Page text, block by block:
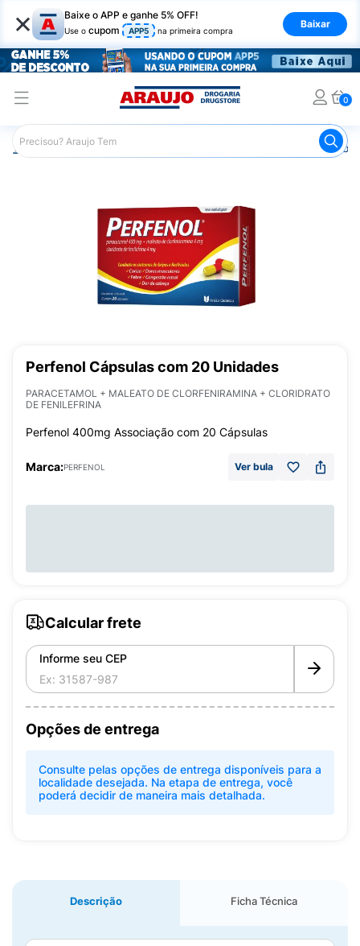
× Baixe o APP e ganhe 5% OFF!
Use o cupom APP5 na primeira compra
Baixar
0
Araujo Medicamentos Remédio para Gripe e Resfriado
Perfenol Cápsulas com 20 Unidades
PARACETAMOL + MALEATO DE CLORFENIRAMINA + CLORIDRATO
DE FENILEFRINA
Perfenol 400mg Associação com 20 Cápsulas
Marca:PERFENOL Ver bula
Calcular frete
Informe seu CEP
Opções de entrega
Consulte pelas opções de entrega disponíveis para a
localidade desejada. Na etapa de entrega, você
poderá decidir de maneira mais detalhada.
Descrição Ficha Técnica